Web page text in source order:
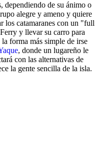
dependiendo de su ánimo o
alegre y ameno y quiere
los catamaranes con un "full
y llevar su carro para
forma más simple de irse
, donde un lugareño le
con las alternativas de
la gente sencilla de la isla.